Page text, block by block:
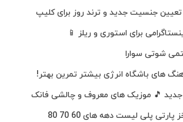
جنسیت جدید و ترند روز برای کلیپ
برای استوری و ریلز 📱
شوتی سوارا
های باشگاه انرژی بیشتر تمرین بهتر!
جدید 🎵 موزیک‌ های معروف و چالشی فانک
پلی لیست دهه های 60 70 80